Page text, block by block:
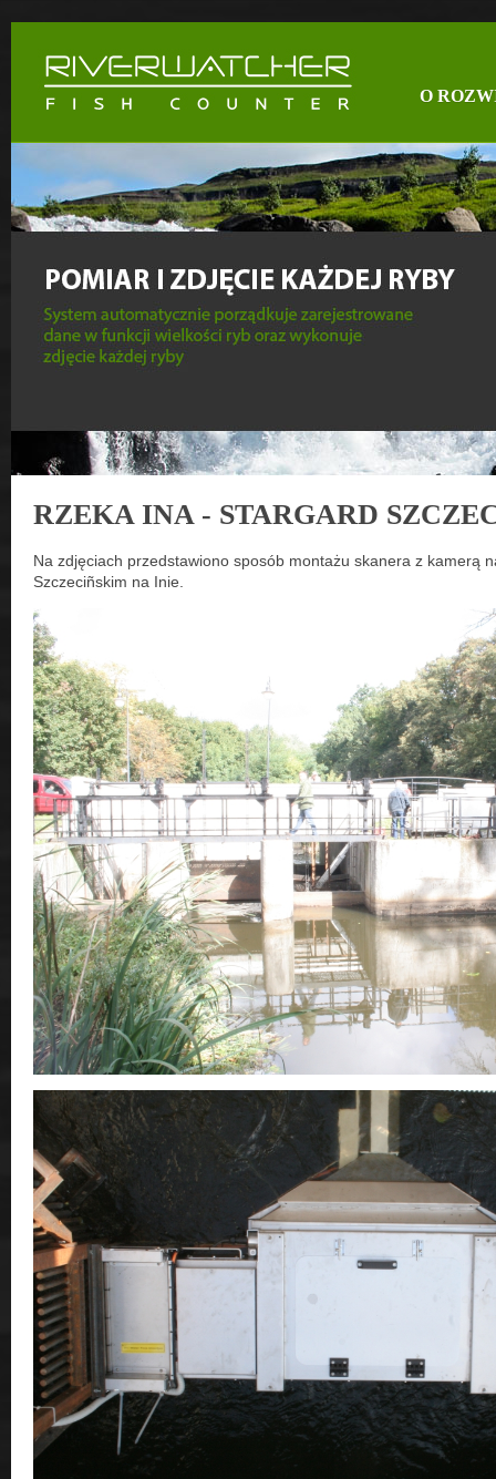
O
RZEKA INA - STARGARD
Na zdjęciach przedstawiono sposób montażu skanera z kamerą
Szczeciñskim na Inie.